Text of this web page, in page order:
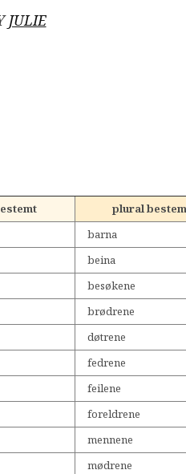
JULIE
plural
barna
beina
besøkene
brødrene
døtrene
fedrene
feilene
foreldrene
mennene
mødrene